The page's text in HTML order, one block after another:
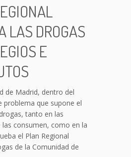
LAS DROGAS
E
de Madrid, dentro del
problema que supone el
tanto en las
las consumen, como en la
el Plan Regional
de la Comunidad de